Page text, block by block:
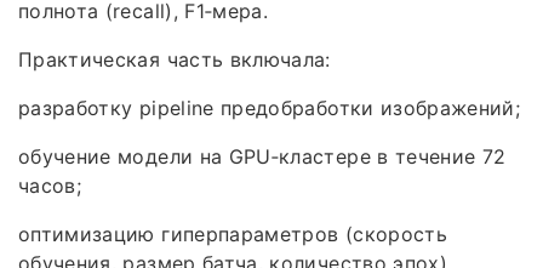
полнота (recall), F1‑мера.
Практическая часть включала:
разработку pipeline предобработки изображений;
обучение модели на GPU‑кластере в течение 72
часов;
оптимизацию гиперпараметров (скорость
обучения, размер батча, количество эпох)